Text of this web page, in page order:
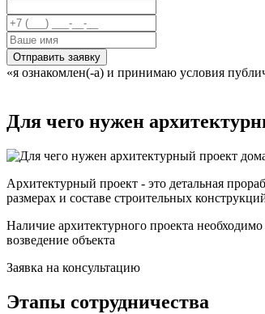
Отправить заявку
«я ознакомлен(-а) и принимаю условия
Для чего нужен
Архитектурный проект - это детальная
размерах и составе строительных
Наличие архитектурного проекта
возведение объекта
Заявка на консультацию
Этапы сотрудничества